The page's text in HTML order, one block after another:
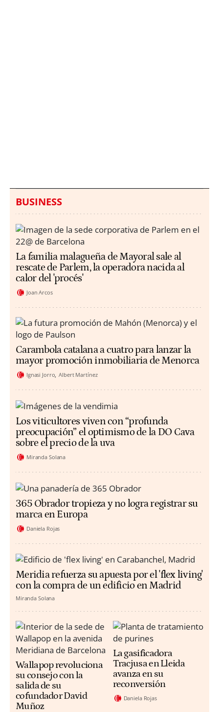
BUSINESS
La familia malagueña de Mayoral sale al
rescate de Parlem, la operadora nacida al
calor del 'procés'
Joan Arcos
Carambola catalana a cuatro para lanzar la
mayor promoción inmobiliaria de Menorca
Ignasi Jorro Albert Martínez
Los viticultores viven con “profunda
preocupación” el optimismo de la DO Cava
sobre el precio de la uva
Miranda Solana
365 Obrador tropieza y no logra registrar su
marca en Europa
Daniela Rojas
Meridia refuerza su apuesta por el 'flex living'
con la compra de un edificio en Madrid
Miranda Solana
Wallapop revoluciona
su consejo con la
salida de su
cofundador David
Muñoz
La gasificadora
Tracjusa en Lleida
avanza en su
reconversión
Daniela Rojas